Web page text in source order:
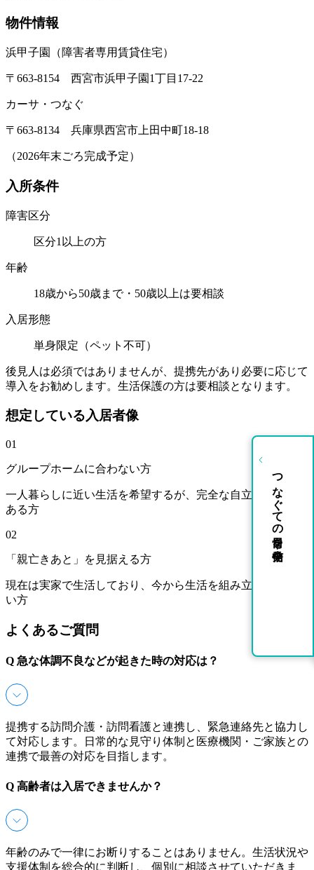
物件情報
浜甲子園（障害者専用賃貸住宅）
〒663-8154 西宮市浜甲子園1丁目17-22
カーサ・つなぐ
〒663-8134 兵庫県西宮市上田中町18-18
（2026年末ごろ完成予定）
入所条件
障害区分
区分1以上の方
年齢
18歳から50歳まで・50歳以上は要相談
入居形態
単身限定（ペット不可）
後見人は必須ではありませんが、提携先があり必要に応じて
導入をお勧めします。生活保護の方は要相談となります。
想定している入居者像
01
グループホームに合わない方
一人暮らしに近い生活を希望するが、完全な自立には不安が
ある方
02
「親亡きあと」を見据える方
現在は実家で生活しており、今から生活を組み立てていきた
い方
よくあるご質問
Q 急な体調不良などが起きた時の対応は？
提携する訪問介護・訪問看護と連携し、緊急連絡先と協力し
て対応します。日常的な見守り体制と医療機関・ご家族との
連携で最善の対応を目指します。
Q 高齢者は入居できませんか？
年齢のみで一律にお断りすることはありません。生活状況や
支援体制を総合的に判断し、個別に相談させていただきま
つなぐての日常を発信中